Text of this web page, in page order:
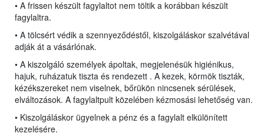
• A frissen készült fagylaltot nem töltik a korábban készült
fagylaltra.
• A tölcsért védik a szennyeződéstől, kiszolgáláskor szalvétával
adják át a vásárlónak.
• A kiszolgáló személyek ápoltak, megjelenésük higiénikus,
hajuk, ruházatuk tiszta és rendezett . A kezek, körmök tiszták,
kézékszereket nem viselnek, bőrükön nincsenek sérülések,
elváltozások. A fagylaltpult közelében kézmosási lehetőség van.
• Kiszolgáláskor ügyelnek a pénz és a fagylalt elkülönített
kezelésére.